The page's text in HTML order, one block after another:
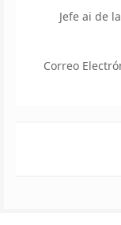
Jefe ai de
Correo